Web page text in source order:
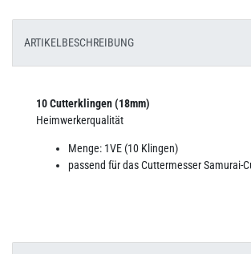
ARTIKELBESCHREIBUNG
10 Cutterklingen (18mm)
Heimwerkerqualität
Menge: 1VE (10 Klingen)
passend für das Cuttermesser Samurai-